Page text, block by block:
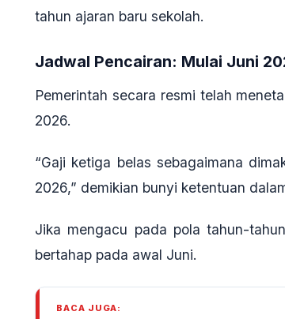
tahun ajaran baru sekolah.
Jadwal Pencairan: Mulai Juni
Pemerintah secara resmi telah
2026.
“Gaji ketiga belas sebagaimana
2026,” demikian bunyi ketentuan
Jika mengacu pada pola tahun-
bertahap pada awal Juni.
BACA JUGA: